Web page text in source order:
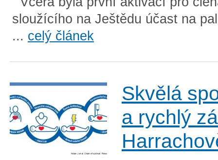
sloužícího na Ještědu účast na
... celý článek
Skvělá
a rychlý